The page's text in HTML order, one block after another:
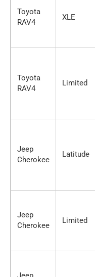
Toyota
RAV4
XLE
Toyota
RAV4
Limited
Jeep
Cherokee
Latitude
Jeep
Cherokee
Limited